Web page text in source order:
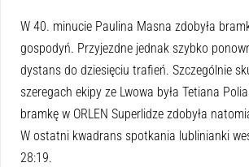
W 40. minucie Paulina Masna zdobyła
gospodyń. Przyjezdne jednak szybko
dystans do dziesięciu trafień. Szczegó lnie
szeregach ekipy ze Lwowa była Tetiana
bramkę w ORLEN Superlidze zdobyła
W ostatni kwadrans spotkania lublinianki
28:19.